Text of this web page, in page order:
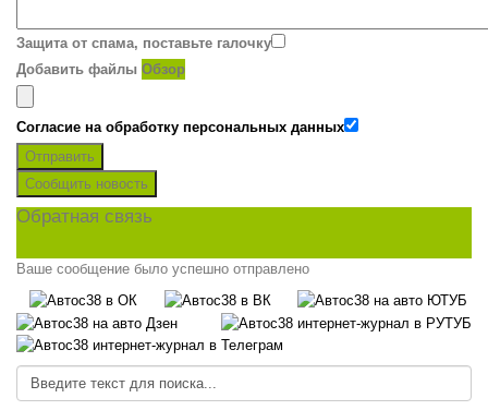
Защита от спама, поставьте галочку
Добавить файлы Обзор
Согласие на обработку персональных данных
Отправить
Сообщить новость
Обратная связь
Ваше сообщение было успешно отправлено